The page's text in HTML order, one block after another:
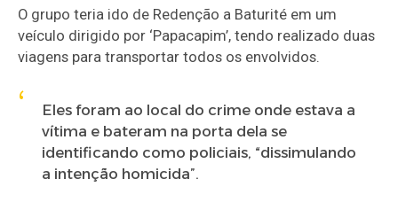
O grupo teria ido de Redenção a Baturité em um
veículo dirigido por ‘Papacapim’, tendo realizado duas
viagens para transportar todos os envolvidos.
Eles foram ao local do crime onde estava a
vítima e bateram na porta dela se
identificando como policiais, “dissimulando
a intenção homicida”.